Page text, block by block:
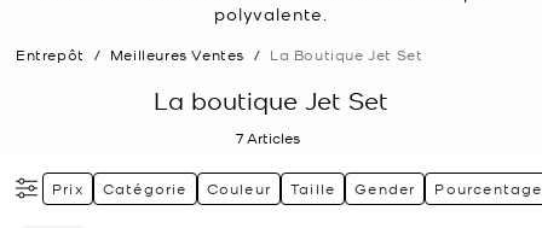
polyvalente.
Entrepôt / Meilleures Ventes / La Boutique Jet Set
La boutique Jet Set
7 Articles
Prix Catégorie Couleur Taille Gender